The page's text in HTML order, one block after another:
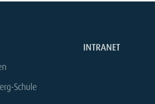
Schule
INTRANET